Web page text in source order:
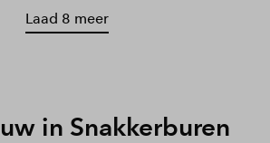
Laad 8 meer
in Snakkerburen